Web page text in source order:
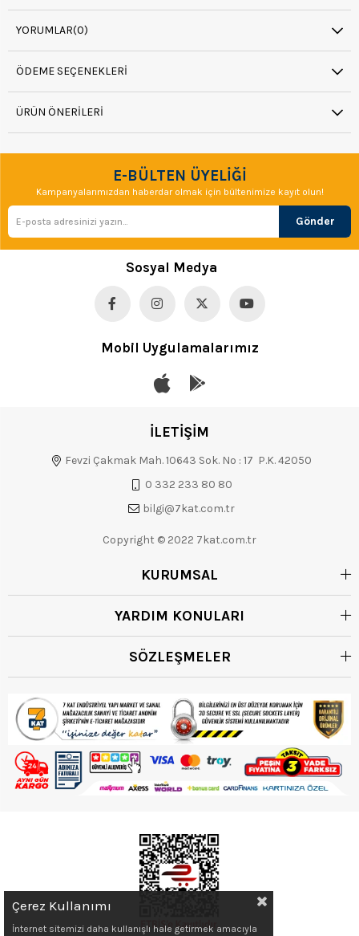
YORUMLAR(0)
ÖDEME SEÇENEKLERI
ÜRÜN ÖNERILERI
E-BÜLTEN ÜYELİĞİ
Kampanyalarımızdan haberdar olmak için bültenimize kayıt olun!
Gönder
Sosyal Medya
Mobil Uygulamalarımız
İLETİŞİM
Fevzi Çakmak Mah. 10643 Sok. No : 17 P.K. 42050
0 332 233 80 80
bilgi@7kat.com.tr
Copyright © 2022 7kat.com.tr
KURUMSAL
YARDIM KONULARI
SÖZLEŞMELER
Çerez Kullanımı
İnternet sitemizi daha kullanışlı hale getirmek amacıyla